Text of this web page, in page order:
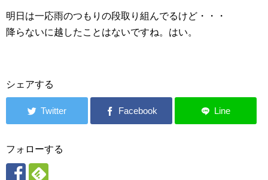
明日は一応雨のつもりの段取り組んでるけど・・・
降らないに越したことはないですね。はい。
シェアする
フォローする